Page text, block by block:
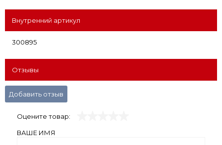
Внутренний артикул
300895
Отзывы
Добавить отзыв
Оцените товар:
ВАШЕ ИМЯ